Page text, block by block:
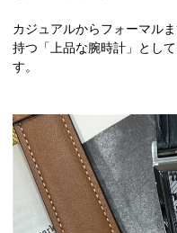
カジュアルからフォーマル
持つ「上品な腕時計」とし
す。